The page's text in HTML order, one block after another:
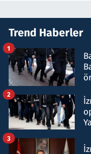
Trend Haberler
1
2
3